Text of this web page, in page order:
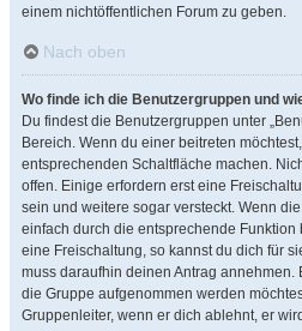
einem nichtöffentlichen Forum zu geben.
Nach oben
Wo finde ich die Benutzergruppen und
Du findest die Benutzergruppen unter
Bereich. Wenn du einer beitreten
entsprechenden Schaltfläche machen.
offen. Einige erfordern erst eine
sein und weitere sogar versteckt. Wenn
einfach durch die entsprechende Funktion
eine Freischaltung, so kannst du dich für
muss daraufhin deinen Antrag annehmen.
die Gruppe aufgenommen werden
Gruppenleiter, wenn er dich ablehnt, er